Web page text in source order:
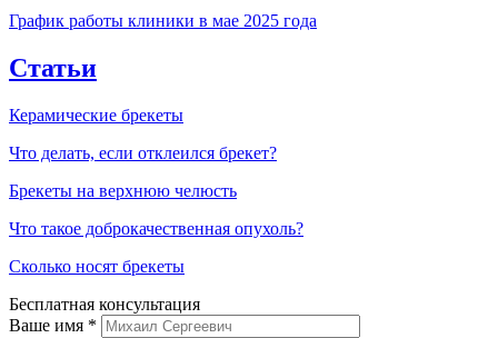
График работы клиники в мае 2025 года
Статьи
Керамические брекеты
Что делать, если отклеился брекет?
Брекеты на верхнюю челюсть
Что такое доброкачественная опухоль?
Сколько носят брекеты
Бесплатная консультация
Ваше имя *